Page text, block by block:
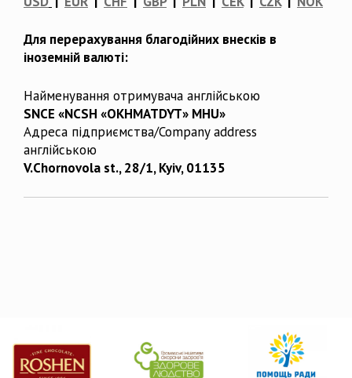
Для перерахування благодійних внесків в
іноземній валюті:
Найменування отримувача англійською
SNCE «NCSH «OKHMATDYT» MHU»
Адреса підприємства/Company address
англійською
V.Chornovola st., 28/1, Kyiv, 01135